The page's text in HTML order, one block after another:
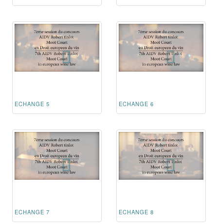
ECHANGE 5 ECHANGE 6
ECHANGE 7 ECHANGE 8